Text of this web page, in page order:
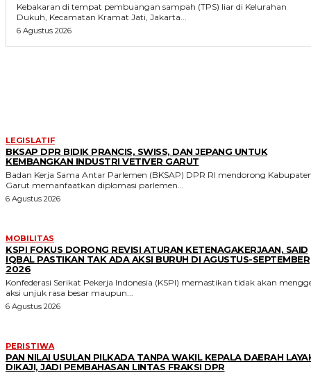
Kebakaran di tempat pembuangan sampah (TPS) liar di Kelurahan
Dukuh, Kecamatan Kramat Jati, Jakarta...
6 Agustus 2026
LEGISLATIF
BKSAP DPR BIDIK PRANCIS, SWISS, DAN JEPANG UNTUK
KEMBANGKAN INDUSTRI VETIVER GARUT
Badan Kerja Sama Antar Parlemen (BKSAP) DPR RI mendorong
Garut memanfaatkan diplomasi parlemen...
6 Agustus 2026
MOBILITAS
KSPI FOKUS DORONG REVISI ATURAN KETENAGAKERJAAN, SAID
IQBAL PASTIKAN TAK ADA AKSI BURUH DI AGUSTUS-SEPTEMBER
2026
Konfederasi Serikat Pekerja Indonesia (KSPI) memastikan tidak akan
aksi unjuk rasa besar maupun...
6 Agustus 2026
PERISTIWA
PAN NILAI USULAN PILKADA TANPA WAKIL KEPALA DAERAH
DIKAJI, JADI PEMBAHASAN LINTAS FRAKSI DPR